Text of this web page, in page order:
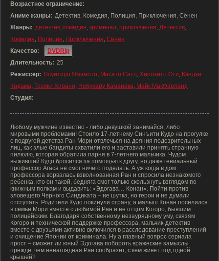
Возрастное ограничение:
Аниме жанры: Детектив, Комедия, Полиция, Приключения, Сёнен
Жанры: детектив, комедия, криминал, приключения, Детектив,
Комедия, Полиция, Приключения, Сёнен
Качество:
DVDRip
Длительность: 25
Режиссёр: Ясуитиро Ямамото, Масато Сато, Хирохито Оти, Кэндзи
Кодама, Тосики Хирано, Нобухару Каманака, Майк МакФарланд
Студия:
Любому мужчине известно - либо девушкой занимайся, либо
мировыми проблемами! Стоило 17-летнему Синъити Кудо на прогулке
с подругой детства Ран Мори отвлечься на деяния подозрительных
лиц, как злые бандиты схватили его и заставили принять странную
пилюлю, которая обратила парня в 7-летнего мальчика. Чудом
выживший Кудо бросился за помощью к другу, но даже гениальный
профессор Агаса не смог ничего поделать. А уж когда в дом
профессора ворвалась взволнованная Ран и спросила незнакомого
ребенка, кто он такой, бедняга смог только скользнуть взглядом по
книжным полкам и выдавить: «Эдогава… Конан». Пойти против
зловещего Черного Синдиката – не шутка, но герои и не думали
отступать. Родители Кудо покинули страну, а малыш Конан поселился
в семье Мори вместе с любимой Ран и ее отцом Когоро, бывшим
полицейским. Благодаря собственному незаурядному уму, связям
Когоро и технической поддержке профессора, мальчик-детектив
вместе с друзьями активно включился в расследование преступлений
и очищение Японии от криминала. Ну а главный вопрос сериала
прост – сможет ли юный Эдогава побороть вражеские замыслы
прежде, чем ненаглядная Ран сообразит, с кем живет под одной
крышей?